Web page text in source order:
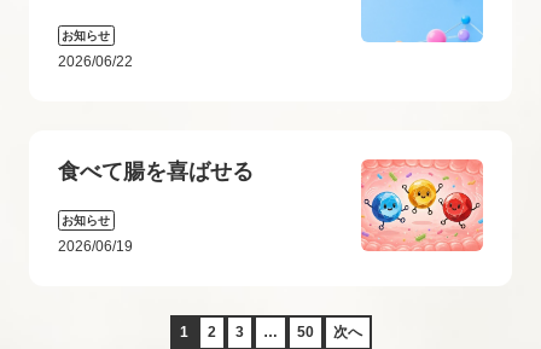
お知らせ
2026/06/22
食べて腸を喜ばせる
お知らせ
2026/06/19
1 2 3 … 50 次へ